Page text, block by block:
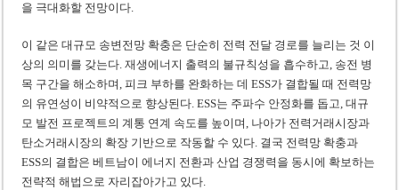
을 극대화할 전망이다.
이 같은 대규모 송변전망 확충은 단순히 전력 전달 경로를 늘리는 것 이
상의 의미를 갖는다. 재생에너지 출력의 불규칙성을 흡수하고, 송전 병
목 구간을 해소하며, 피크 부하를 완화하는 데 ESS가 결합될 때 전력망
의 유연성이 비약적으로 향상된다. ESS는 주파수 안정화를 돕고, 대규
모 발전 프로젝트의 계통 연계 속도를 높이며, 나아가 전력거래시장과
탄소거래시장의 확장 기반으로 작동할 수 있다. 결국 전력망 확충과
ESS의 결합은 베트남이 에너지 전환과 산업 경쟁력을 동시에 확보하는
전략적 해법으로 자리잡아가고 있다.